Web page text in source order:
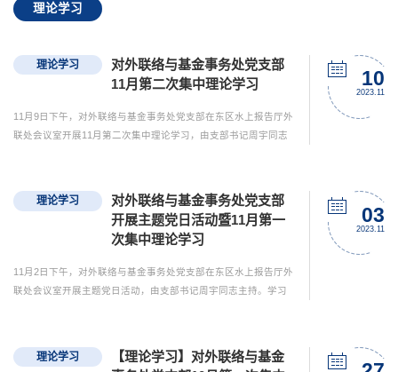
理论学习
理论学习
对外联络与基金事务处党支部
11月第二次集中理论学习
11月9日下午，对外联络与基金事务处党支部在东区水上报告厅外
联处会议室开展11月第二次集中理论学习，由支部书记周宇同志
学习后，大家进行了交流讨论。苏茜同志表示，我们要提高政治
站位，坚持以习近平新时代中国特色社会主义思想为指导，胸怀
“国之大者”，坚定维护党中央集中统一领导，始终在思想上政治
10
2023.11
理论学习
对外联络与基金事务处党支部
开展主题党日活动暨11月第一
次集中理论学习
11月2日下午，对外联络与基金事务处党支部在东区水上报告厅外
联处会议室开展主题党日活动，由支部书记周宇同志主持。学习
华民族共同体意识 推进新时代党的民族工作高质量发展》和《深
入学习贯彻习近平文化思想 更好担负起新的文化使命》。 本次
03
2023.11
理论学习
【理论学习】对外联络与基金